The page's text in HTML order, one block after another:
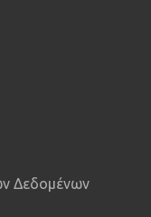
Δεδομένων